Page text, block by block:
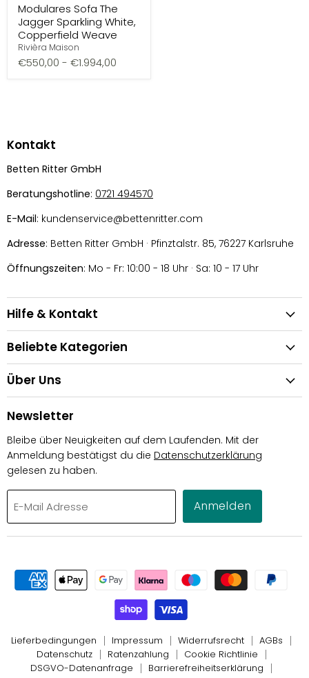
Modulares Sofa The
Jagger Sparkling White,
Copperfield Weave
Rivièra Maison
€550,00 - €1.994,00
Kontakt
Betten Ritter GmbH
Beratungshotline: 0721 494570
E-Mail: kundenservice@bettenritter.com
Adresse: Betten Ritter GmbH · Pfinztalstr. 85, 76227 Karlsruhe
Öffnungszeiten: Mo - Fr: 10:00 - 18 Uhr · Sa: 10 - 17 Uhr
Hilfe & Kontakt
Beliebte Kategorien
Über Uns
Newsletter
Bleibe über Neuigkeiten auf dem Laufenden. Mit der
Anmeldung bestätigst du die Datenschutzerklärung
gelesen zu haben.
E-Mail Adresse Anmelden
Lieferbedingungen Impressum Widerrufsrecht
AGBs
Datenschutz
Ratenzahlung
Cookie Richtlinie
DSGVO-Datenanfrage
Barrierefreiheitserklärung